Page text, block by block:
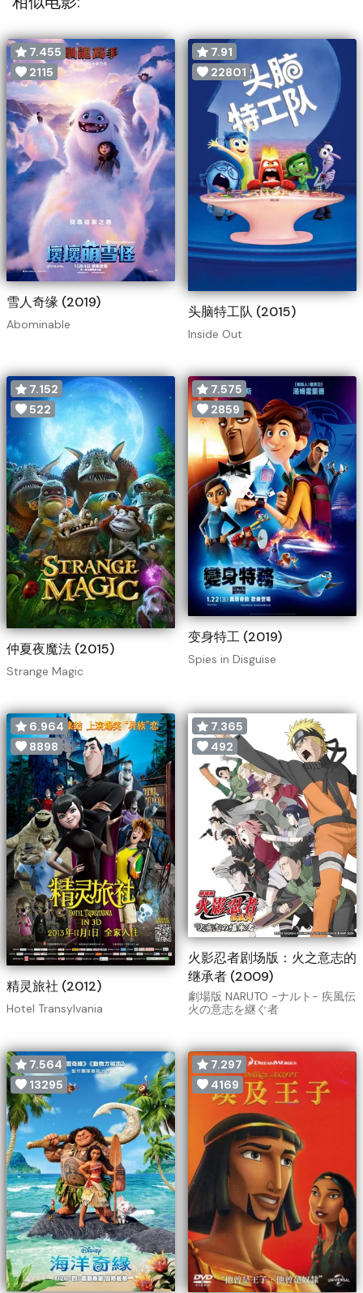
7.455
2115
雪人奇缘 (2019)
Abominable
7.91
22801
头脑特工队 (2015)
Inside Out
7.152
522
仲夏夜魔法 (2015)
Strange Magic
7.575
2859
变身特工 (2019)
Spies in Disguise
6.964
8898
精灵旅社 (2012)
Hotel Transylvania
7.365
492
火影忍者剧场版：火之意志的
继承者 (2009)
劇場版 NARUTO -ナルト- 疾風伝
火の意志を継ぐ者
7.564
13295
7.297
4169